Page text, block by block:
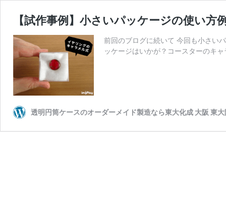
【試作事例】小さいパッケージの使い
前回のブログに続いて 今回も小さい
ッケージはいかが？コースターのキ
透明円筒ケースのオーダーメイド製造なら東大化成 大阪 東大